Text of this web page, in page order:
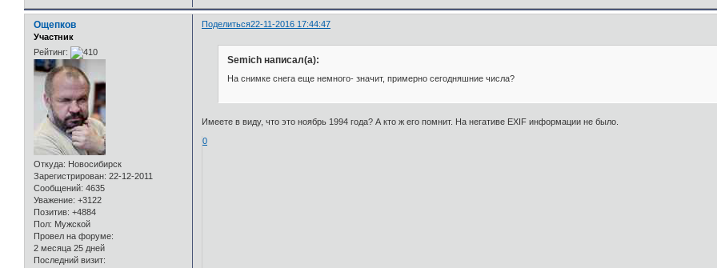
Поделиться22-11-2016 17:44:47
Ощепков
Участник
Рейтинг:
Откуда: Новосибирск
Зарегистрирован: 22-12-2011
Сообщений: 4635
Уважение: +3122
Позитив: +4884
Пол: Мужской
Провел на форуме:
2 месяца 25 дней
Последний визит:
Semich написал(а):
На снимке снега еще немного- значит, примерно сегодняшние числа?
Имеете в виду, что это ноябрь 1994 года? А кто ж его помнит. На негативе EXIF информации не было.
0